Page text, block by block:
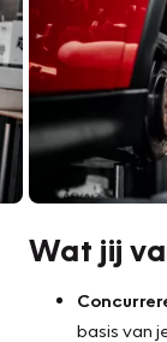
Wat jij
basis van